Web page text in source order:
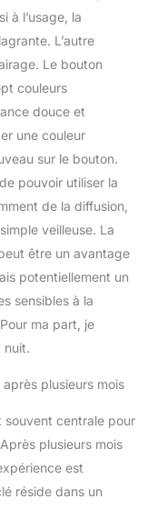
à l’usage, la
L’autre
Le bouton
couleurs
douce et
une couleur
sur le bouton.
pouvoir utiliser la
de la diffusion,
veilleuse. La
être un avantage
potentiellement un
sensibles à la
ma part, je
nuit.
plusieurs mois
souvent centrale pour
plusieurs mois
est
réside dans un